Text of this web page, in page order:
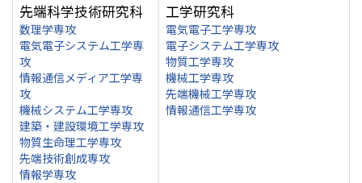
先端科学技術研究科
数理学専攻
電気電子システム工学専
攻
情報通信メディア工学専
攻
機械システム工学専攻
建築・建設環境工学専攻
物質生命理工学専攻
先端技術創成専攻
情報学専攻
工学研究科
電気電子工学専攻
電子システム工学専攻
物質工学専攻
機械工学専攻
先端機械工学専攻
情報通信工学専攻